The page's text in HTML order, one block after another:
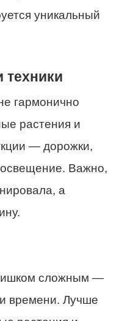
уникальный
гармонично
растения и
— дорожки,
Важно,
а
сложным —
времени. Лучше